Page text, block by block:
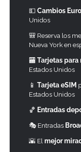
💵 Cambios
Unidos
🎒 Reserva los
Nueva York en
🏧 Tarjetas para
Estados Unidos
📱 Tarjeta eSIM
Estados Unidos
🏀 Entradas
🎭 Entradas
🌇 El mejor